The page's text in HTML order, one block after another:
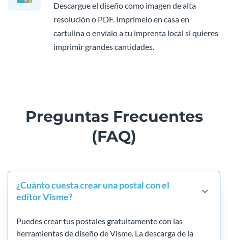
Descargue el diseño como imagen de alta
resolución o PDF. Imprímelo en casa en
cartulina o envíalo a tu imprenta local si quieres
imprimir grandes cantidades.
Preguntas Frecuentes
(FAQ)
¿Cuánto cuesta crear una postal con el
editor Visme?
Puedes crear tus postales gratuitamente con las
herramientas de diseño de Visme. La descarga de la